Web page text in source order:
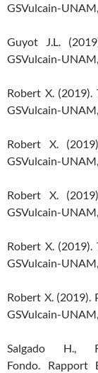
GSVulcain-
Guyot J.L.
GSVulcain-
Robert X. (2019).
GSVulcain-
Robert X.
GSVulcain-
Robert X.
GSVulcain-
Robert X. (2019).
GSVulcain-
Robert X. (2019).
GSVulcain-
Salgado H.,
Fondo. Rapport